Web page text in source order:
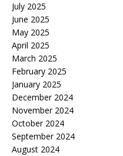
July 2025
June 2025
May 2025
April 2025
March 2025
February 2025
January 2025
December 2024
November 2024
October 2024
September 2024
August 2024